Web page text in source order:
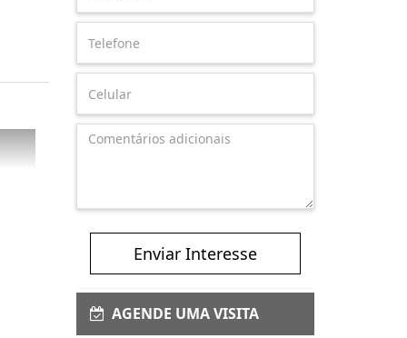
Enviar Interesse
AGENDE UMA VISITA